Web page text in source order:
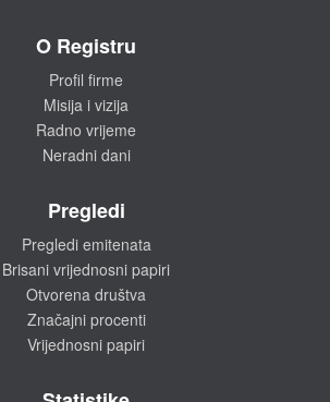
O Registru
Profil firme
Misija i vizija
Radno vrijeme
Neradni dani
Pregledi
Pregledi emitenata
Brisani vrijednosni papiri
Otvorena društva
Značajni procenti
Vrijednosni papiri